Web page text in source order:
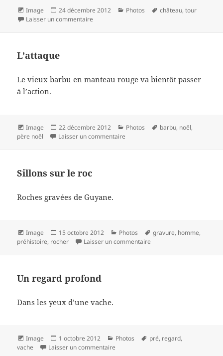
Format
Image
Publié
le
24 décembre 2012 Catégories
Photos
Mots-
château,tour
Laisser un commentaire
L’attaque
Le vieux barbu en manteau rouge va bientôt passer
à l’action.
Format
Image
Publié
le
22 décembre 2012 Catégories
Photos
Mots-
barbu, noël,
père noël
Laisser un commentaire
Sillons sur le roc
Roches gravées de Guyane.
Format
Image
Publié
le
15 octobre 2012 Catégories
Photos
Mots-
gravure, homme,
préhistoire, rocher Laisser un commentaire
Un regard profond
Dans les yeux d’une vache.
Format
Image
Publié
le
1 octobre 2012 Catégories
Photos
Mots-
pré, regard,
vache
Laisser un commentaire